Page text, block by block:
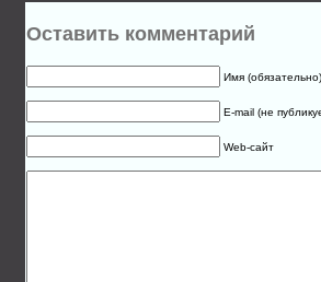
Оставить комментарий
Имя (обязательно)
E-mail (не
Web-сайт